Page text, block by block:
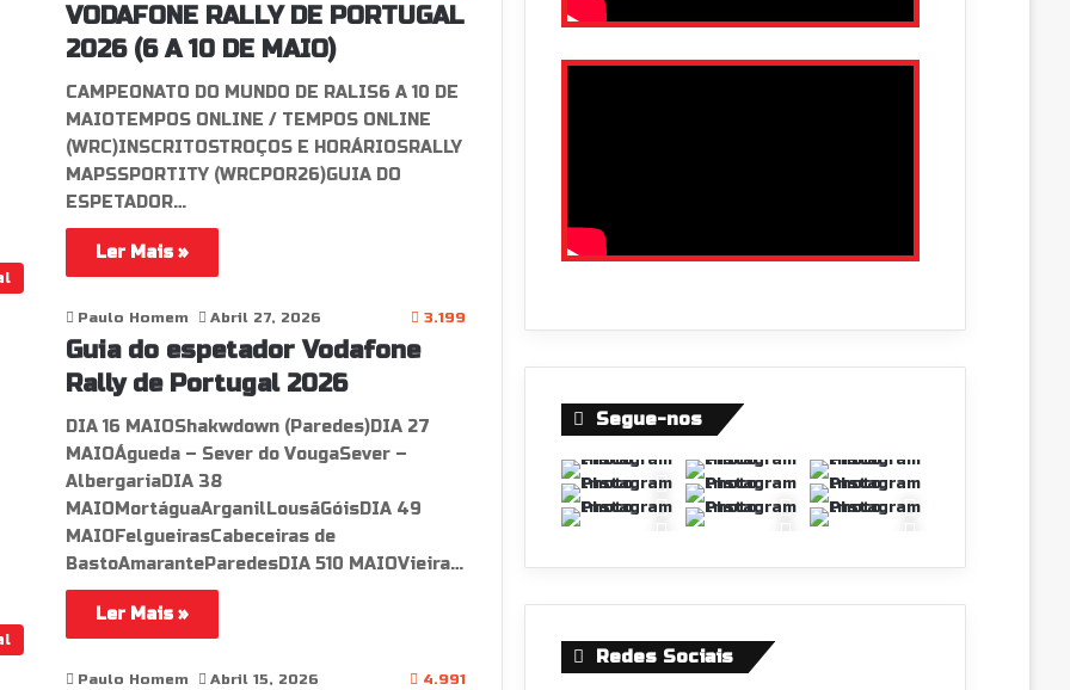
VODAFONE RALLY DE PORTUGAL
2026 (6 A 10 DE MAIO)
CAMPEONATO DO MUNDO DE RALIS6 A 10 DE
MAIOTEMPOS ONLINE / TEMPOS ONLINE
(WRC)INSCRITOSTROÇOS E HORÁRIOSRALLY
MAPSSPORTITY (WRCPOR26)GUIA DO
ESPETADOR…
Ler Mais »
Paulo Homem Abril 27, 2026 3.199
Guia do espetador Vodafone
Rally de Portugal 2026
DIA 16 MAIOShakwdown (Paredes)DIA 27
MAIOÁgueda – Sever do VougaSever –
AlbergariaDIA 38
MAIOMortáguaArganilLousãGóisDIA 49
MAIOFelgueirasCabeceiras de
BastoAmaranteParedesDIA 510 MAIOVieira…
Ler Mais »
Paulo Homem Abril 15, 2026 4.991
Segue-nos
Redes Sociais